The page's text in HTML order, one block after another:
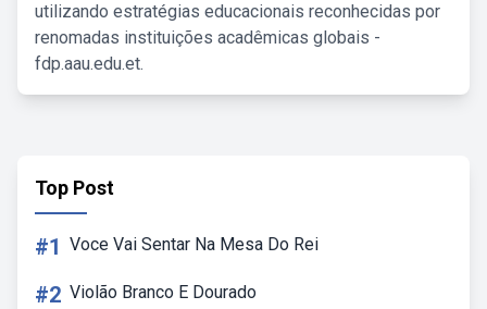
utilizando estratégias educacionais reconhecidas por
renomadas instituições acadêmicas globais -
fdp.aau.edu.et.
Top Post
#1 Voce Vai Sentar Na Mesa Do Rei
#2 Violão Branco E Dourado